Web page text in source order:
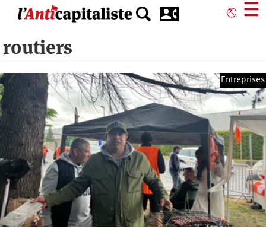
principal
⎋ ☰
routiers
Entreprises